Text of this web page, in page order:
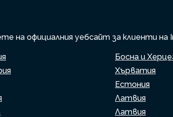
на официалния уебсайт за клиенти на
Босна и
Хърватия
Естония
Латвия
Латвия